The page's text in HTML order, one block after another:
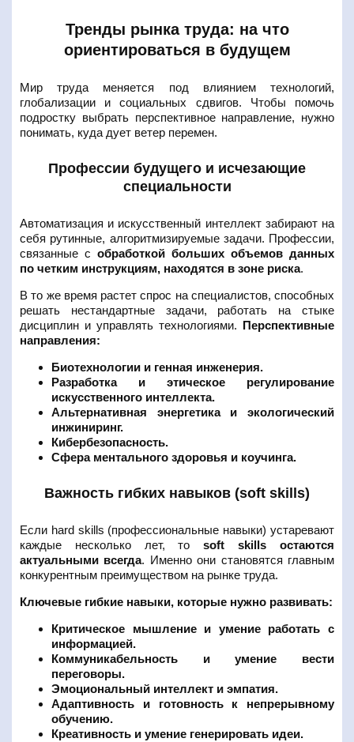
Тренды рынка труда: на что
ориентироваться в будущем
Мир труда меняется под влиянием технологий,
глобализации и социальных сдвигов. Чтобы помочь
подростку выбрать перспективное направление, нужно
понимать, куда дует ветер перемен.
Профессии будущего и исчезающие
специальности
Автоматизация и искусственный интеллект забирают на
себя рутинные, алгоритмизируемые задачи. Профессии,
связанные с обработкой больших объемов данных
по четким инструкциям, находятся в зоне риска.
В то же время растет спрос на специалистов, способных
решать нестандартные задачи, работать на стыке
дисциплин и управлять технологиями. Перспективные
направления:
Биотехнологии и генная инженерия.
Разработка и этическое регулирование
искусственного интеллекта.
Альтернативная энергетика и экологический
инжиниринг.
Кибербезопасность.
Сфера ментального здоровья и коучинга.
Важность гибких навыков (soft skills)
Если hard skills (профессиональные навыки) устаревают
каждые несколько лет, тоsoft skills остаются
актуальными всегда. Именно они становятся главным
конкурентным преимуществом на рынке труда.
Ключевые гибкие навыки, которые нужно развивать:
Критическое мышление и умение работать с
информацией.
Коммуникабельность и умение вести
переговоры.
Эмоциональный интеллект и эмпатия.
Адаптивность и готовность к непрерывному
обучению.
Креативность и умение генерировать идеи.